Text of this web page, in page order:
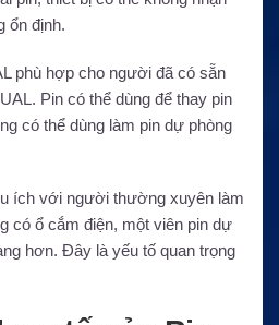
ổn định.
phù hợp cho người đã có sẵn
Pin có thể dùng để thay pin
có thể dùng làm pin dự phòng
ích với người thường xuyên làm
có ổ cắm điện, một viên pin dự
hơn. Đây là yếu tố quan trọng